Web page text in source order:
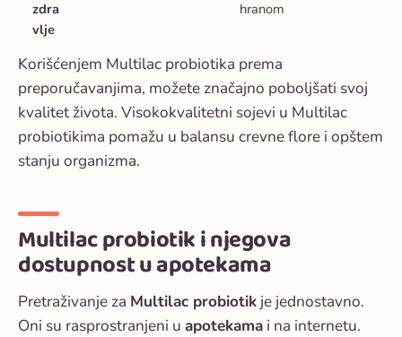
zdra
vlje
hranom
Korišćenjem Multilac probiotika prema
preporučavanjima, možete značajno poboljšati svoj
kvalitet života. Visokokvalitetni sojevi u Multilac
probiotikima pomažu u balansu crevne flore i opštem
stanju organizma.
Multilac probiotik i njegova
dostupnost u apotekama
Pretraživanje za Multilac probiotik je jednostavno.
Oni su rasprostranjeni u apotekama i na internetu.